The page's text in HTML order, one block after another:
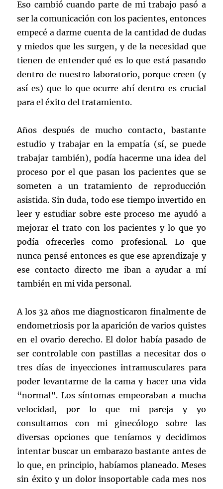
Eso cambió cuando parte de mi trabajo pasó a
ser la comunicación con los pacientes, entonces
empecé a darme cuenta de la cantidad de dudas
y miedos que les surgen, y de la necesidad que
tienen de entender qué es lo que está pasando
dentro de nuestro laboratorio, porque creen (y
así es) que lo que ocurre ahí dentro es crucial
para el éxito del tratamiento.
Años después de mucho contacto, bastante
estudio y trabajar en la empatía (sí, se puede
trabajar también), podía hacerme una idea del
proceso por el que pasan los pacientes que se
someten a un tratamiento de reproducción
asistida. Sin duda, todo ese tiempo invertido en
leer y estudiar sobre este proceso me ayudó a
mejorar el trato con los pacientes y lo que yo
podía ofrecerles como profesional. Lo que
nunca pensé entonces es que ese aprendizaje y
ese contacto directo me iban a ayudar a mí
también en mi vida personal.
A los 32 años me diagnosticaron finalmente de
endometriosis por la aparición de varios quistes
en el ovario derecho. El dolor había pasado de
ser controlable con pastillas a necesitar dos o
tres días de inyecciones intramusculares para
poder levantarme de la cama y hacer una vida
“normal”. Los síntomas empeoraban a mucha
velocidad, por lo que mi pareja y yo
consultamos con mi ginecólogo sobre las
diversas opciones que teníamos y decidimos
intentar buscar un embarazo bastante antes de
lo que, en principio, habíamos planeado. Meses
sin éxito y un dolor insoportable cada mes nos